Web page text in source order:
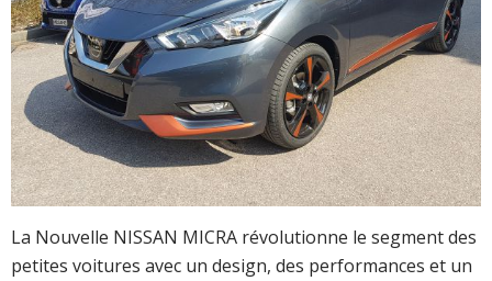
La Nouvelle NISSAN MICRA révolutionne le segment des
petites voitures avec un design, des performances et un